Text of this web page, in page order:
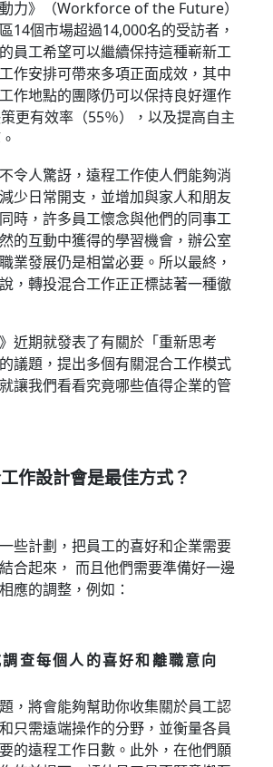
力》（Workforce of the Future）
14個市場超過14,000名的受訪者，
員工希望可以繼續保持這種嶄新工
作安排可帶來多項正面成效，其中
作地點的團隊仍可以保持良好運作
策更有效率（55％），以及提高自主
令人驚訝，遠程工作使人們能夠消
少日常開支，並增加與家人和朋友
時，許多員工懷念與他們的同事工
的互動中獲得的學習機會，辦公室
業發展仍是相當必要。所以最終，
，轉投混合工作正正標誌著一種徹
近期就發表了有關於「重新思考
議題，提出多個有關混合工作模式
讓我們看看究竟哪些值得企業的管
作設計會是最佳方式？
些計劃，把員工的喜好和企業需要
合起來， 而且他們需要準備好一邊
應的調整，例如：
查每個人的喜好和離職意向
，將會能夠幫助你收集關於員工認
只需遠端操作的分野，並衡量各員
的遠程工作日數。此外，在他們願